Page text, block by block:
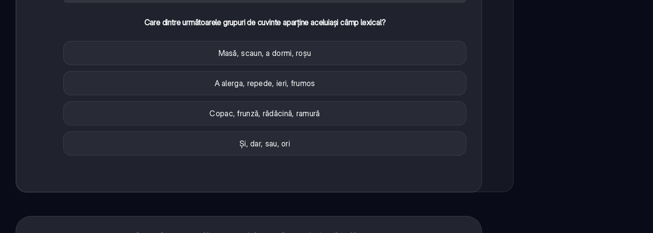
Care dintre următoarele grupuri de cuvinte aparține aceluiași câmp lexical?
Masă, scaun, a dormi, roșu
A alerga, repede, ieri, frumos
Copac, frunză, rădăcină, ramură
Și, dar, sau, ori